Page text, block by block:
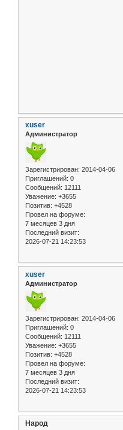
xuser
Администратор
Зарегистрирован: 2014-04-06
Приглашений: 0
Сообщений: 12111
Уважение: +3655
Позитив: +4528
Провел на форуме:
7 месяцев 3 дня
Последний визит:
2026-07-21 14:23:53
xuser
Администратор
Зарегистрирован: 2014-04-06
Приглашений: 0
Сообщений: 12111
Уважение: +3655
Позитив: +4528
Провел на форуме:
7 месяцев 3 дня
Последний визит:
2026-07-21 14:23:53
Народ